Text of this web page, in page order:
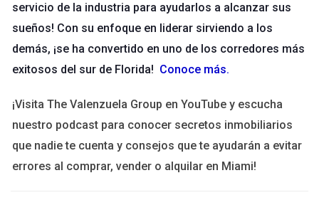
La importancia de mostrar resultados tangibles.
Crear contenido relevante atrae tráfico orgánico.
Caso de Éxito: Juan, el Fotógrafo
Juan siempre había sido un apasionado de la fotografía, pero
no sabía cómo convertir su hobby en un negocio rentable.
servicio de la industria para ayudarlos a alcanzar sus
sueños! Con su enfoque en liderar sirviendo a los
demás, ¡se ha convertido en uno de los corredores más
exitosos del sur de Florida! Conoce más.
¡Visita The Valenzuela Group en YouTube y escucha
nuestro podcast para conocer secretos inmobiliarios
que nadie te cuenta y consejos que te ayudarán a evitar
errores al comprar, vender o alquilar en Miami!